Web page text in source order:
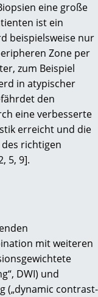
eine große
ist ein
beispielsweise nur
Zone per
zum Beispiel
in atypischer
den
eine verbesserte
erreicht und die
richtigen
5, 9].
mit weiteren
DWI) und
(„dynamic contrast-